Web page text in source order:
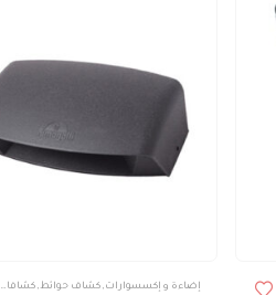
, كشافات خارجىإضاءة و إكسسوارات , كشاف حوائط, كشافات